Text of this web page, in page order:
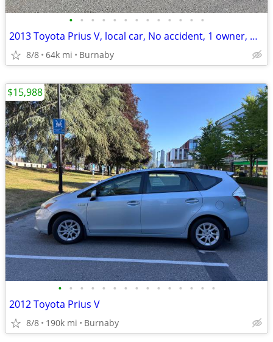
• • • • • • • • • • • • •
2013 Toyota Prius V, local car, No accident, 1 owner, ONLY 63k km,
8/8 64k mi Burnaby
• • • • • • • • • • • • • • •
2012 Toyota Prius V
8/8 190k mi Burnaby
$15,988